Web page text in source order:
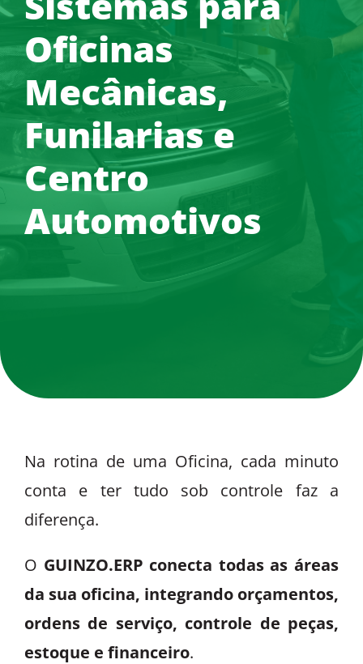
Oficinas
Mecânicas,
Funilarias e
Centro
Automotivos
Na rotina de uma Oficina, cada minuto
conta e ter tudo sob controle faz a
diferença.
O GUINZO.ERP conecta todas as áreas
da sua oficina, integrando orçamentos,
ordens de serviço, controle de peças,
estoque e financeiro.